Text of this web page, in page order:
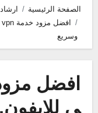
الصفحة الرئيسية
وسريع
ي للايفون,